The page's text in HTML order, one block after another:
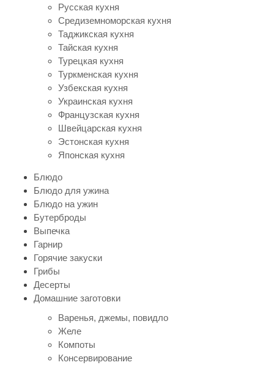
Русская кухня
Средиземноморская кухня
Таджикская кухня
Тайская кухня
Турецкая кухня
Туркменская кухня
Узбекская кухня
Украинская кухня
Французская кухня
Швейцарская кухня
Эстонская кухня
Японская кухня
Блюдо
Блюдо для ужина
Блюдо на ужин
Бутерброды
Выпечка
Гарнир
Горячие закуски
Грибы
Десерты
Домашние заготовки
Варенья, джемы, повидло
Желе
Компоты
Консервирование